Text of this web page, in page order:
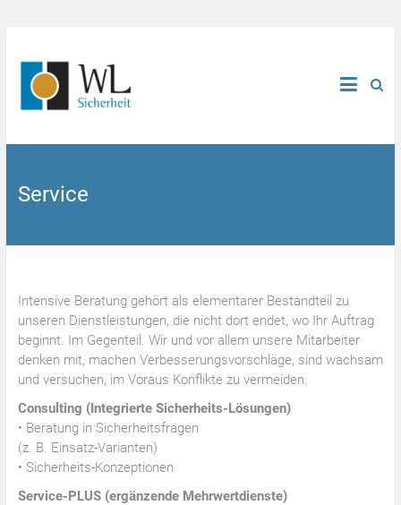
Service
Intensive Beratung gehört als elementarer Bestandteil zu
unseren Dienstleistungen, die nicht dort endet, wo Ihr Auftrag
beginnt. Im Gegenteil. Wir und vor allem unsere Mitarbeiter
denken mit, machen Verbesserungsvorschläge, sind wachsam
und versuchen, im Voraus Konflikte zu vermeiden.
Consulting (Integrierte Sicherheits-Lösungen)
• Beratung in Sicherheitsfragen
(z. B. Einsatz-Varianten)
• Sicherheits-Konzeptionen
Service-PLUS (ergänzende Mehrwertdienste)